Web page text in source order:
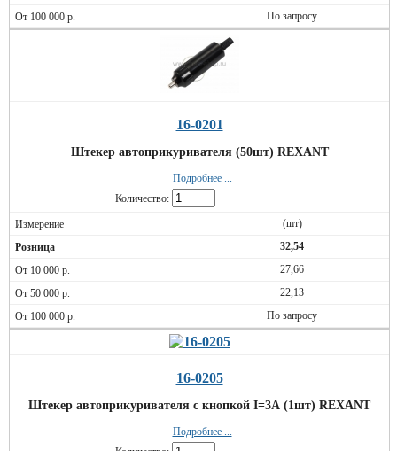
По запросу
16-0201
Штекер автоприкуривателя (50шт) REXANT
Подробнее ...
Количество:
(шт)
32,54
27,66
22,13
По запросу
16-0205
Штекер автоприкуривателя с кнопкой I=3А (1шт) REXANT
Подробнее ...